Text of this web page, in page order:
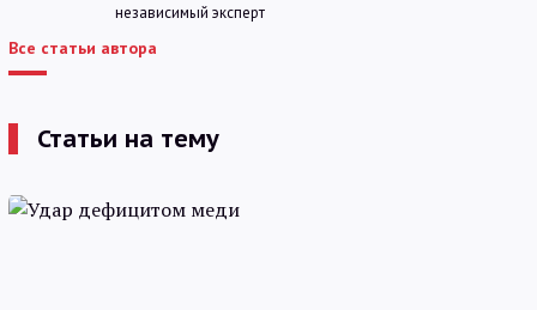
независимый эксперт
Все статьи автора
Статьи на тему